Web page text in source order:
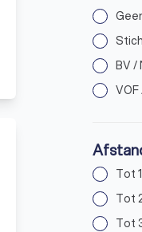
BV /
Tot
Tot
Tot